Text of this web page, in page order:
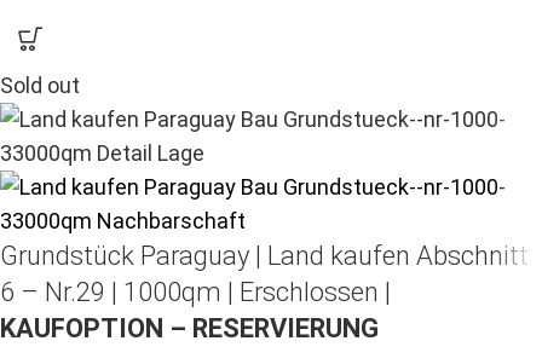
Sold out
Grundstück Paraguay | Land kaufen Abschnitt
6 – Nr.29 | 1000qm | Erschlossen |
KAUFOPTION – RESERVIERUNG